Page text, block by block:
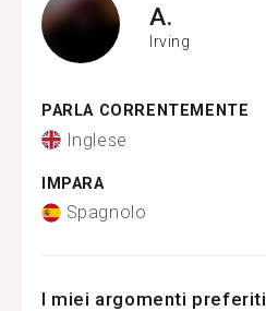
A.
Irving
PARLA CORRENTEMENTE
Inglese
IMPARA
Spagnolo
I miei argomenti preferiti